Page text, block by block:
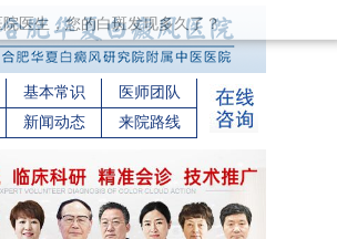
基本常识
医师团队
新闻动态 来院路线